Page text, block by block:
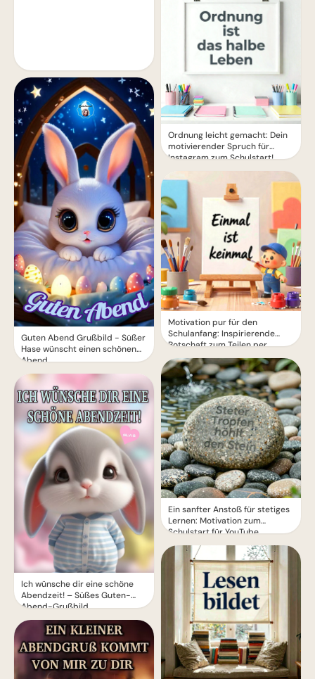
Guten Abend Grußbild - Süßer
Hase wünscht einen schönen
Abend
Ich wünsche dir eine schöne
Abendzeit! – Süßes Guten-
Abend-Grußbild
Ordnung leicht gemacht: Dein
motivierender Spruch für
Instagram zum Schulstart!
Motivation pur für den
Schulanfang: Inspirierende
Botschaft zum Teilen per
WhatsApp!
Ein sanfter Anstoß für stetiges
Lernen: Motivation zum
Schulstart für YouTube.